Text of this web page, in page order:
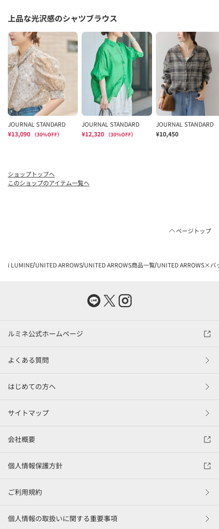
ショップトップへ
このショップのアイテム一覧へ
ページトップ
i LUMINE UNITED ARROWS UNITED ARROWS商品一覧 UNITED ARROWS×バ
ルミネ公式ホームページ
よくある質問
はじめての方へ
サイトマップ
会社概要
個人情報保護方針
ご利用規約
個人情報の取扱いに関する重要事項